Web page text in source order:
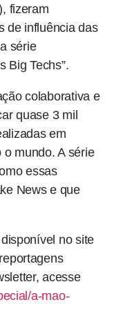
fizeram
de influência das
série
Big Techs”.
colaborativa e
quase 3 mil
em
mundo. A série
essas
News e que
no site
acesse
a-mao-